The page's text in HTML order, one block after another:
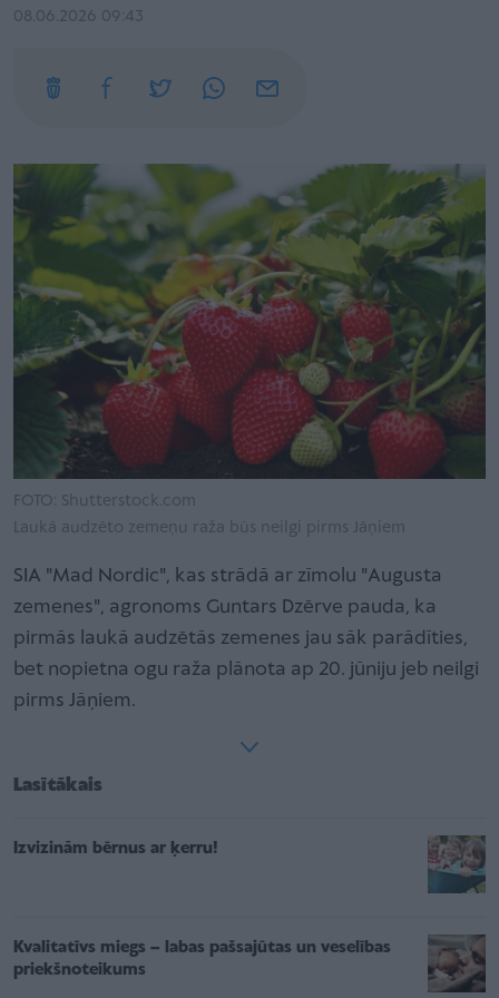
08.06.2026 09:43
FOTO: Shutterstock.com
Laukā audzēto zemeņu raža būs neilgi pirms Jāņiem
SIA "Mad Nordic", kas strādā ar zīmolu "Augusta
zemenes", agronoms Guntars Dzērve pauda, ka
pirmās laukā audzētās zemenes jau sāk parādīties,
bet nopietna ogu raža plānota ap 20. jūniju jeb neilgi
pirms Jāņiem.
Lasītākais
Izvizinām bērnus ar ķerru!
Kvalitatīvs miegs – labas pašsajūtas un veselības
priekšnoteikums